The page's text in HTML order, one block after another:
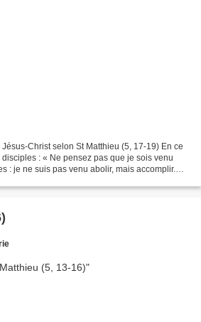
Christ selon St Matthieu (5, 17-19) En ce
: « Ne pensez pas que je sois venu
: je ne suis pas venu abolir, mais accomplir.